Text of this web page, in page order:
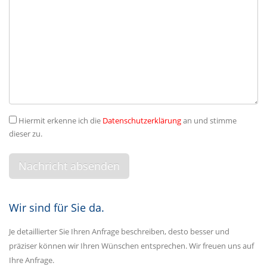
Hiermit erkenne ich die Datenschutzerklärungan und stimme
dieser zu.
Wir sind für Sie da.
Je detaillierter Sie Ihren Anfrage beschreiben, desto besser und
präziser können wir Ihren Wünschen entsprechen. Wir freuen uns auf
Ihre Anfrage.